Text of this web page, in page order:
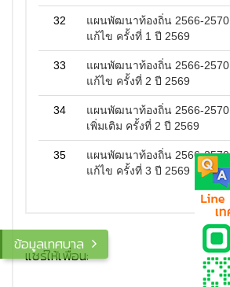
ข้อมูลเทศบาล
32
แผนพัฒนาท้องถิ่น 2566-2570
แก้ไข ครั้งที่ 1 ปี 2569
33
แผนพัฒนาท้องถิ่น 2566-2570
แก้ไข ครั้งที่ 2 ปี 2569
34
แผนพัฒนาท้องถิ่น 2566-2570
เพิ่มเติม ครั้งที่ 2 ปี 2569
35
แผนพัฒนาท้องถิ่น 2566-2570
แก้ไข ครั้งที่ 3 ปี 2569
แชร์ให้เพื่อน: